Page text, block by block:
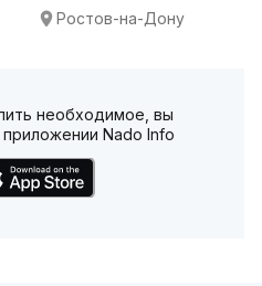
Ростов-на-Дону
необходимое, вы
Nado Info